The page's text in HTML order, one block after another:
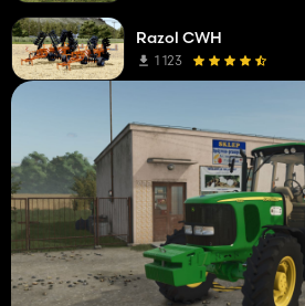
Razol CWH
1 123